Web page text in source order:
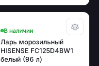
В наличии
Ларь морозильный
HISENSE FC125D4BW1
белый (96 л)